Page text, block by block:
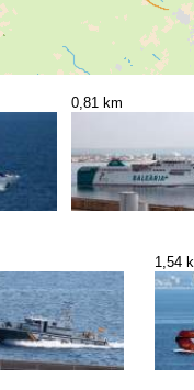
0,81 km
1,54